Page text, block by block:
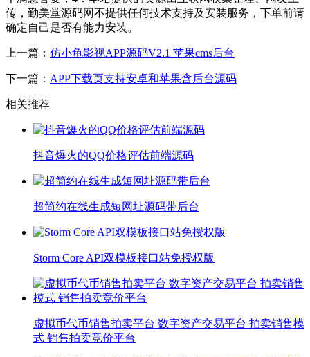
传，勤美堂源码网不提供任何技术支持及安装服务，下单前请
确定自己是否有能力安装。
上一篇： 仿小龟影视APP源码V2.1 苹果cms后台
下一篇： APP下载页支持安卓和苹果含后台源码
相关推荐
抖音爆火的QQ价格评估前端源码
超简约在线生成短网址源码带后台
Storm Core API双模板接口站免授权版
虚拟币代币销售拍卖平台 数字资产交易平台 拍卖销售模
式 销售拍卖竞价平台